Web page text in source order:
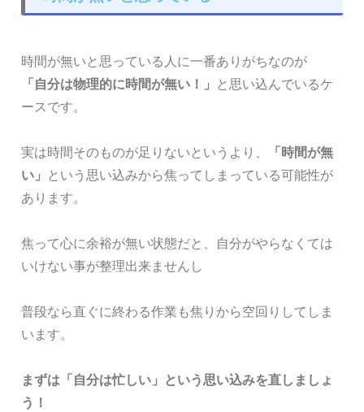
時間が無いと思っている人に一番ありがちなのが
「自分は物理的に時間が無い！」
と思い込んでいるケ
ースです。
実は時間そのものが足りないというより、
「時間が無
い」
という思い込みから焦ってしまっている可能性が
あります。
焦って心に余裕が無い状態だと、自分がやらなくては
いけない事が整理出来ませんし
普段なら直ぐに終わる作業も焦りから空回りしてしま
います。
まずは「自分は忙しい」という思い込みを直しましょ
う！